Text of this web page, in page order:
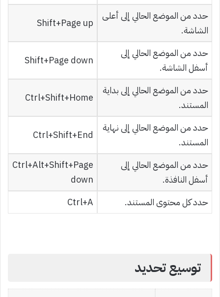
حدد من الموضع الحالي إلى أعلى
الشاشة.
Shift+Page up
حدد من الموضع الحالي إلى
أسفل الشاشة.
Shift+Page down
حدد من الموضع الحالي إلى بداية
المستند.
Ctrl+Shift+Home
حدد من الموضع الحالي إلى نهاية
المستند.
Ctrl+Shift+End
حدد من الموضع الحالي إلى
أسفل النافذة.
Ctrl+Alt+Shift+Page
down
حدد كل محتوى المستند.
Ctrl+A
توسيع تحديد